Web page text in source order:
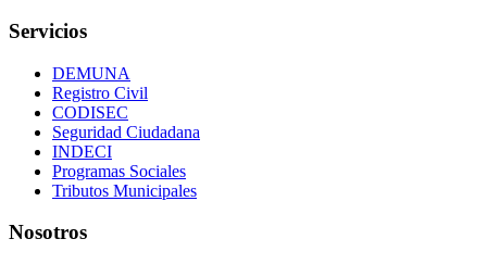
Servicios
DEMUNA
Registro Civil
CODISEC
Seguridad Ciudadana
INDECI
Programas Sociales
Tributos Municipales
Nosotros